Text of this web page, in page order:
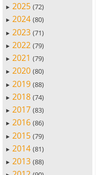
► 2025 (72)
► 2024 (80)
► 2023 (71)
► 2022 (79)
► 2021 (79)
► 2020 (80)
► 2019 (88)
► 2018 (74)
► 2017 (83)
► 2016 (86)
► 2015 (79)
► 2014 (81)
► 2013 (88)